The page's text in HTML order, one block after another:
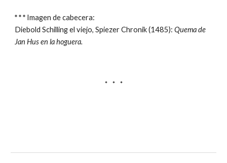
* * * Imagen de cabecera:
Diebold Schilling el viejo, Spiezer Chronik (1485): Quema de
Jan Hus en la hoguera.
* * *